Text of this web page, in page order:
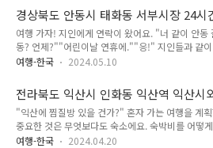
202번 버스와 제주도 동부 해안을 따라 도는 201번
용하..
이 잘 달렸어요. 죽변시외버스정류장에서 버스에서
으로 들어가서 예원에서 점심으로 비빔짬뽕을 먹고
기를 구경했어요. 죽변은 제가 상상했던 것보다 훨
운 곳이었어요. "시작부터 너무 예쁜데?" 경상북도
경에 대한 기대보다 서울에서 가기 힘든 지역이라
만족스러웠어요. 울진군 죽변 구경을 마친 후 해파
를 걷기 시작했어요. 해파랑길 26코스 역시..
경상북도 안동시 태화동 서부시장 24시
태평양사우나찜질방
여행 가자! 지인에게 연락이 왔어요. "너 같이 안
동? 언제?""어린이날 연휴에.""응!" 지인들과 같이
휴에 경상북도 안동시로 여행을 가기로 했어요. 경
지 안동을 한 번도 가본 적이 없었어요. 그래서 지인
같이 안동 여행을 가지 않겠냐고 물어보자 흔쾌히
했어요. 지인들과 토요일에 안동에서 만나서 같이
어요. '그러면 나는 먼저 내려가서 근처 구경해도
가?' 전화를 끊은 후 곰곰히 생각해봤어요. 지인들은
여행-한국 2024.05.10
전라북도 익산시 인화동 익산역 익산시
스터미널 남부시장 24시간 찜질방 스파
"익산에 찜질방 있을 건가?" 혼자 가는 여행을 계
중요한 것은 무엇보다도 숙소에요. 숙박비를 어떻
에 따라 여행의 질이 크게 달라져요. 숙박비를 잘 해
여행-한국 2024.04.20